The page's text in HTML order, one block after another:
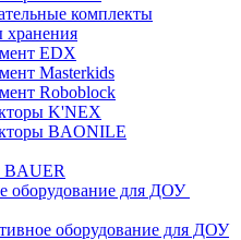
комплекты
EDX
Masterkids
Roboblock
K'NEX
BAONILE
BAUER
оборудование для ДОУ
оборудование для ДОУ